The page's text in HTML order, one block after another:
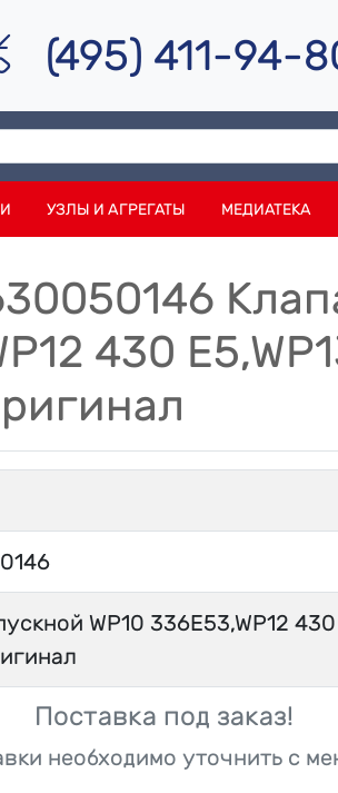
(495) 411-94-
УЗЛЫ И АГРЕГАТЫ МЕДИАТЕКА
430
WP10 336E53,WP12
Поставка под заказ!
необходимо уточнить с